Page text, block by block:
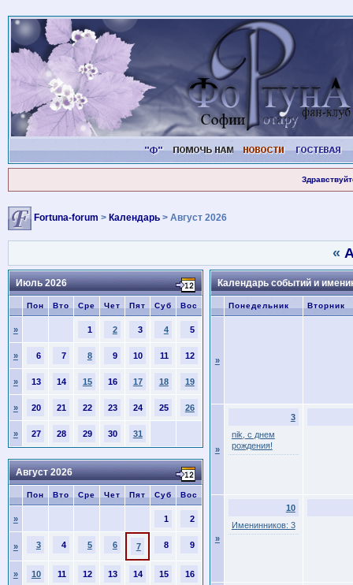
Fortuna-forum > Календарь> Август 2026
«
Июль 2026
Пон Вто Сре Чет Пят Суб Вос
» 1 2 3 4 5
» 6 7 8 9 10 11 12
» 13 14 15 16 17 18 19
» 20 21 22 23 24 25 26
» 27 28 29 30 31
Август 2026
Пон Вто Сре Чет Пят Суб Вос
» 1 2
» 3 4 5 6 7 8 9
» 10 11 12 13 14 15 16
Календарь событий и
Понедельник Вторник
»
»
3
nik, с днем
рождения!
»
10
Именинников: 3